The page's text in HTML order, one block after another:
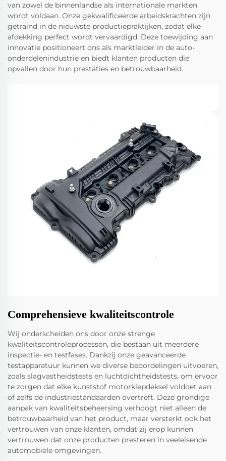
van zowel de binnenlandse als internationale markten
wordt voldaan. Onze gekwalificeerde arbeidskrachten zijn
getraind in de nieuwste productiepraktijken, zodat elke
afdekking perfect wordt vervaardigd. Deze toewijding aan
innovatie positioneert ons als marktleider in de auto-
onderdelenindustrie en biedt klanten producten die
opvallen door hun prestaties en betrouwbaarheid.
Comprehensieve kwaliteitscontrole
Wij onderscheiden ons door onze strenge
kwaliteitscontroleprocessen, die bestaan uit meerdere
inspectie- en testfases. Dankzij onze geavanceerde
testapparatuur kunnen we diverse beoordelingen uitvoeren,
zoals slagvastheidstests en luchtdichtheidstests, om ervoor
te zorgen dat elke kunststof motorklepdeksel voldoet aan
of zelfs de industriestandaarden overtreft. Deze grondige
aanpak van kwaliteitsbeheersing verhoogt niet alleen de
betrouwbaarheid van het product, maar versterkt ook het
vertrouwen van onze klanten, omdat zij erop kunnen
vertrouwen dat onze producten presteren in veeleisende
automobiele omgevingen.